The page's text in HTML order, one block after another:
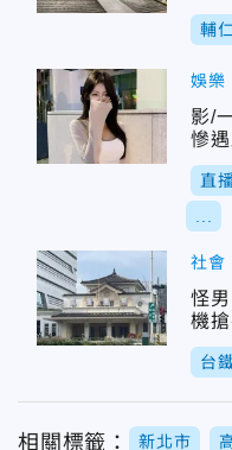
輔
娛樂
影/
慘
曝光
直
社會
怪
機
台
相關標籤： 新北市